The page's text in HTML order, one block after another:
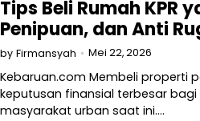
Tips Beli Rumah KPR
Penipuan, dan Anti
by Firmansyah Mei 22, 2026
Kebaruan.com Membeli properti
keputusan finansial terbesar
masyarakat urban saat ini.…